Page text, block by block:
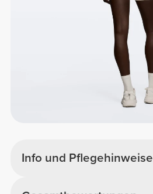
Info und Pflegehinweise